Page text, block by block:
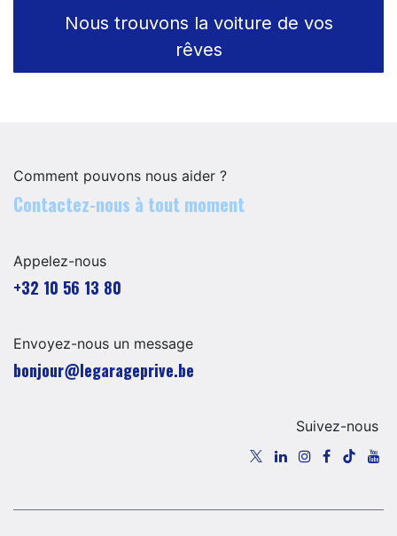
Nous trouvons la voiture de vos
rêves
Comment pouvons nous aider ?
Contactez-nous à tout moment
Appelez-nous
+32 10 56 13 80
Envoyez-nous un message
​​​​​​​​​​​bo​n​jour​@​lega​ra​geprive.​b​e​​​
Suivez-nous